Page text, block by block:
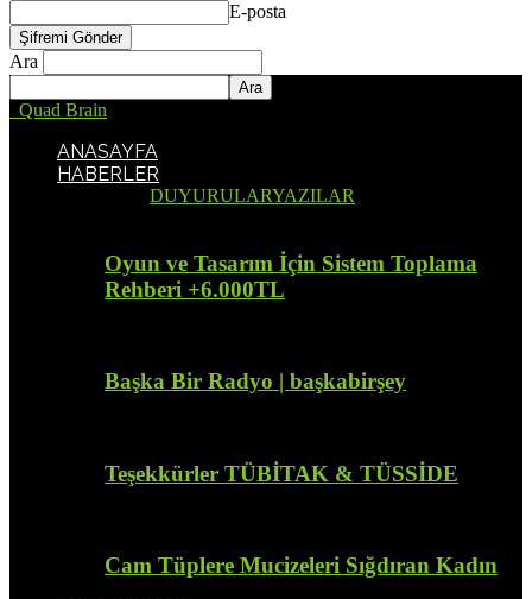
E-posta
Ara
Quad Brain
ANASAYFA
HABERLER
DUYURULARYAZILAR
Oyun ve Tasarım İçin Sistem Toplama
Rehberi +6.000TL
Başka Bir Radyo | başkabirşey
Teşekkürler TÜBİTAK & TÜSSİDE
Cam Tüplere Mucizeleri Sığdıran Kadın